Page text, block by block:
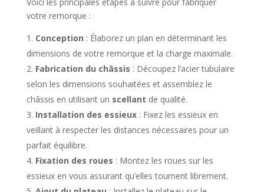
votre remorque :
Conception : Élaborez un plan en déterminant les
dimensions de votre remorque et la charge maximale.
Fabrication du châssis : Découpez l’acier tubulaire
selon les dimensions souhaitées et assemblez le
châssis en utilisant un scellant de qualité.
Installation des essieux: Fixez les essieux en
veillant à respecter les distances nécessaires pour un
parfait équilibre.
Fixation des roues : Montez les roues sur les
essieux en vous assurant qu’elles tournent librement.